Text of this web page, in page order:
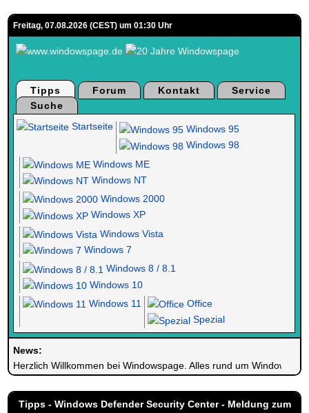
Freitag, 07.08.2026 (CEST) um 01:30 Uhr
Tipps Forum Kontakt
Service
Suche
Startseite
Windows 95
Windows 98
Windows ME
Windows NT
Windows 2000
Windows XP
Windows Vista
Windows 7
Windows 8 / 8.1
Windows 10
Windows 11
Office
Spezial
News:
Herzlich Willkommen bei Windowspage. Alles rund um Windows.
Tipps - Windows Defender Security Center - Meldung zum